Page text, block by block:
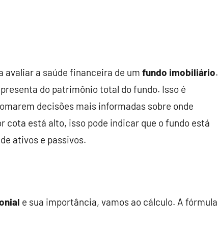
avaliar a saúde financeira de um fundo imobiliário.
do patrimônio total do fundo. Isso é
decisões mais informadas sobre onde
cota está alto, isso pode indicar que o fundo está
ativos e passivos.
e sua importância, vamos ao cálculo. A fórmula